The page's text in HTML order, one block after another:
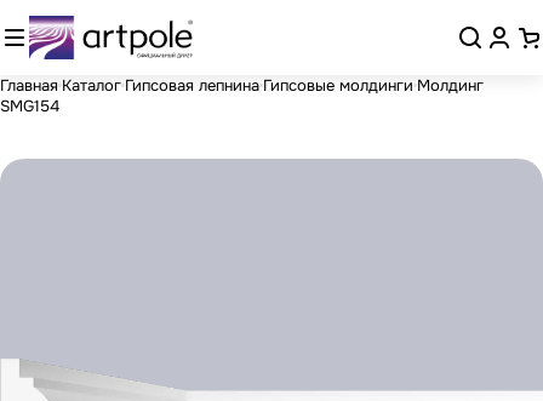
Главная Каталог Гипсовая лепнина Гипсовые молдинги Молдинг
SMG154